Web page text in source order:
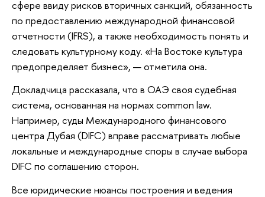
сфере ввиду рисков вторичных санкций, обязанность
по предоставлению международной финансовой
отчетности (IFRS), а также необходимость понять и
следовать культурному коду. «На Востоке культура
предопределяет бизнес», — отметила она.
Докладчица рассказала, что в ОАЭ своя судебная
система, основанная на нормах common law.
Например, суды Международного финансового
центра Дубая (DIFC) вправе рассматривать любые
локальные и международные споры в случае выбора
DIFC по соглашению сторон.
Все юридические нюансы построения и ведения